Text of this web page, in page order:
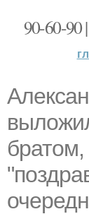
90-60-
братом,